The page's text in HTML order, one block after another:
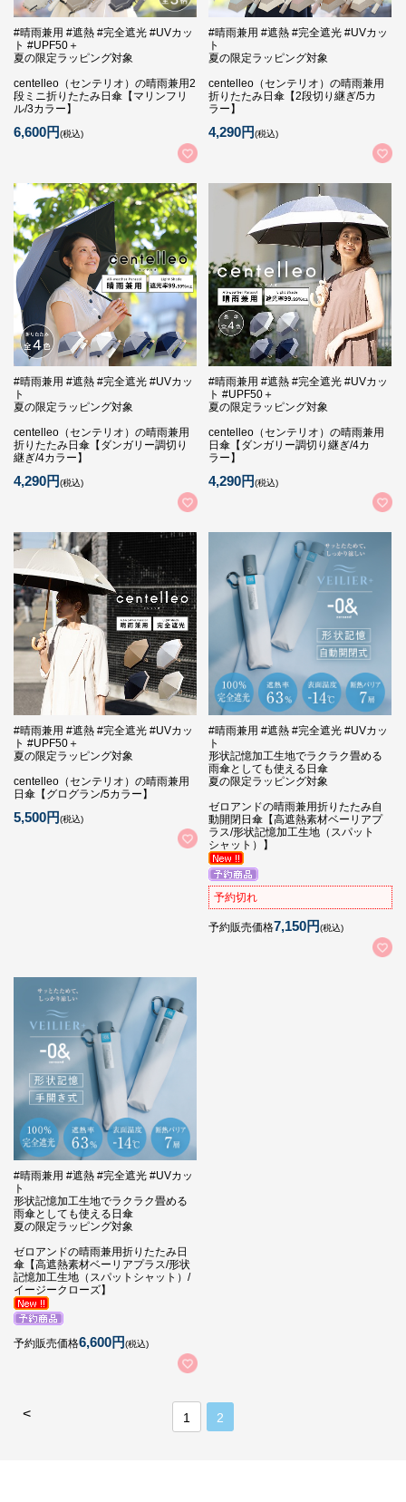
#晴雨兼用 #遮熱 #完全遮光 #UVカッ
ト #UPF50＋
夏の限定ラッピング対象
centelleo（センテリオ）の晴雨兼用2
段ミニ折りたたみ日傘【マリンフリ
ル/3カラー】
6,600円(税込)
#晴雨兼用 #遮熱 #完全遮光 #UVカッ
ト
夏の限定ラッピング対象
centelleo（センテリオ）の晴雨兼用
折りたたみ日傘【2段切り継ぎ/5カ
ラー】
4,290円(税込)
#晴雨兼用 #遮熱 #完全遮光 #UVカッ
ト
夏の限定ラッピング対象
centelleo（センテリオ）の晴雨兼用
折りたたみ日傘【ダンガリー調切り
継ぎ/4カラー】
4,290円(税込)
#晴雨兼用 #遮熱 #完全遮光 #UVカッ
ト #UPF50＋
夏の限定ラッピング対象
centelleo（センテリオ）の晴雨兼用
日傘【ダンガリー調切り継ぎ/4カ
ラー】
4,290円(税込)
#晴雨兼用 #遮熱 #完全遮光 #UVカッ
ト #UPF50＋
夏の限定ラッピング対象
centelleo（センテリオ）の晴雨兼用
日傘【グログラン/5カラー】
5,500円(税込)
#晴雨兼用 #遮熱 #完全遮光 #UVカッ
ト
形状記憶加工生地でラクラク畳める
雨傘としても使える日傘
夏の限定ラッピング対象
ゼロアンドの晴雨兼用折りたたみ自
動開閉日傘【高遮熱素材ベーリアプ
ラス/形状記憶加工生地（スパット
シャット）】
予約切れ
予約販売価格7,150円(税込)
#晴雨兼用 #遮熱 #完全遮光 #UVカッ
ト
形状記憶加工生地でラクラク畳める
雨傘としても使える日傘
夏の限定ラッピング対象
ゼロアンドの晴雨兼用折りたたみ日
傘【高遮熱素材ベーリアプラス/形状
記憶加工生地（スパットシャット）/
イージークローズ】
予約販売価格6,600円(税込)
< 1 2